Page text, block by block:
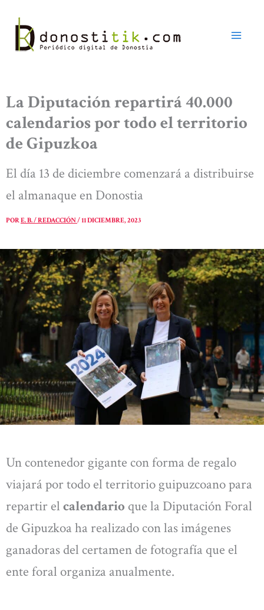
contenido
La Diputación repartirá 40.000
calendarios por todo el territorio
de Gipuzkoa
El día 13 de diciembre comenzará a distribuirse
el almanaque en Donostia
PORE. B. / REDACCIÓN/11 DICIEMBRE, 2023
Un contenedor gigante con forma de regalo
viajará por todo el territorio guipuzcoano para
repartir el calendario que la Diputación Foral
de Gipuzkoa ha realizado con las imágenes
ganadoras del certamen de fotografía que el
ente foral organiza anualmente.